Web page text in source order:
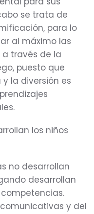
se trata de
para lo
al máximo las
través de la
puesto que
la diversión es
los niños
no desarrollan
desarrollan
y del